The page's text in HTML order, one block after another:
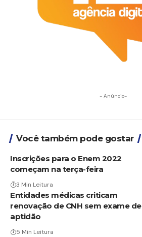
- Anúncio-
Você também pode gostar
Inscrições para o Enem 2022
começam na terça-feira
3 Min Leitura
Entidades médicas criticam
renovação de CNH sem exame de
aptidão
5 Min Leitura